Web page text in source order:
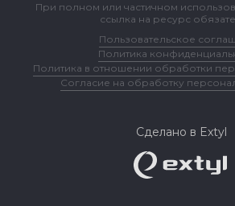
При полном или частичном
ссылка на ресурс
Пользовательское
Политика
Политика в отношении обработки
Согласие на обработку
Сделано в Extyl